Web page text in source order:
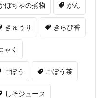
ぼちゃの煮物 がん
きゅうり きらぴ香
ゃく
ごぼう ごぼう茶
しそジュース